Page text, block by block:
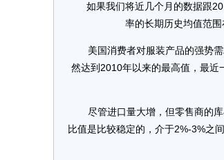
如果我们将近几个月的数据跟
率的长期历史均值范
美国消费者对服装产品的强势需
然达到2010年以来的最高值，最近
尽管进口量大增，但零售商的库
比值是比较稳定的，介于2%-3%之